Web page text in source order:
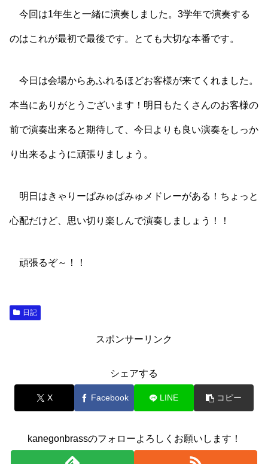
今回は1年生と一緒に演奏しました。3学年で演奏する
のはこれが最初で最後です。とても大切な本番です。
今日は会場からあふれるほどお客様が来てくれました。
本当にありがとうございます！明日もたくさんのお客様の
前で演奏出来ると期待して、今日よりも良い演奏をしっか
り出来るように頑張りましょう。
明日はきゃりーぱみゅぱみゅメドレーがある！ちょっと
心配だけど、思い切り楽しんで演奏しましょう！！
頑張るぞ～！！
日記
スポンサーリンク
シェアする
X Facebook LINE コピー
kanegonbrassのフォローよろしくお願いします！